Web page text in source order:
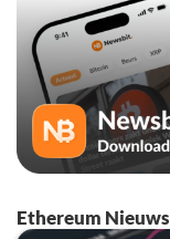
Ethereum Nieuws